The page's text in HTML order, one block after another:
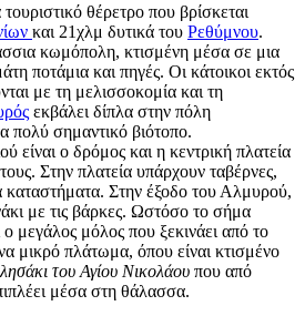
τουριστικό θέρετρο που βρίσκεται
και 21χλμ δυτικά του Ρεθύμνου.
κωμόπολη, κτισμένη μέσα σε μια
ποτάμια και πηγές. Οι κάτοικοι εκτός
με τη μελισσοκομία και τη
εκβάλει δίπλα στην πόλη
πολύ σημαντικό βιότοπο.
είναι ο δρόμος και η κεντρική πλατεία
Στην πλατεία υπάρχουν ταβέρνες,
καταστήματα. Στην έξοδο του Αλμυρού,
με τις βάρκες. Ωστόσο το σήμα
ο μεγάλος μόλος που ξεκινάει από το
μικρό πλάτωμα, όπου είναι κτισμένο
του Αγίου Νικολάου που από
μέσα στη θάλασσα.